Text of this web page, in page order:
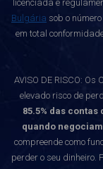
licenciada e
Bulgária sob o
em total
AVISO DE RISCO:
elevado risco de
85.5% das
quando
compreende como
perder o seu dinheiro.